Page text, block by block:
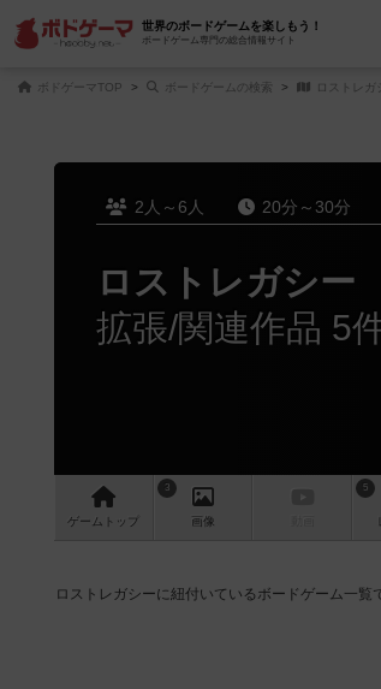
世界のボードゲームを楽しもう！
ボードゲーム専門の総合情報サイト
ボドゲーマTOP ボードゲームの検索 ロストレガ
2人～6人 20分～30分
ロストレガシー
拡張/関連作品 5
ゲーム トップ
3
画像
5
ロストレガシーに紐付いているボードゲーム一